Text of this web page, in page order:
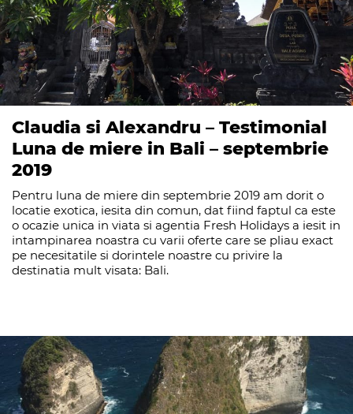
Claudia si Alexandru – Testimonial
Luna de miere in Bali – septembrie
2019
Pentru luna de miere din septembrie 2019 am dorit o
locatie exotica, iesita din comun, dat fiind faptul ca este
o ocazie unica in viata si agentia Fresh Holidays a iesit in
intampinarea noastra cu varii oferte care se pliau exact
pe necesitatile si dorintele noastre cu privire la
destinatia mult visata: Bali.